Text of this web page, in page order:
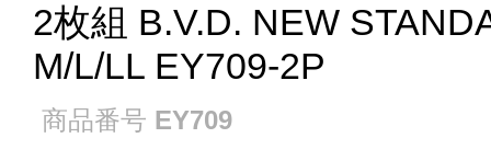
2枚組 B.V.D. NEW
M/L/LL EY709-2P
商品番号 EY709